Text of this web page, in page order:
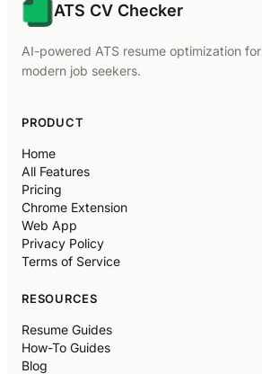
ATS CV Checker
AI-powered ATS resume optimization for
modern job seekers.
PRODUCT
Home
All Features
Pricing
Chrome Extension
Web App
Privacy Policy
Terms of Service
RESOURCES
Resume Guides
How-To Guides
Blog